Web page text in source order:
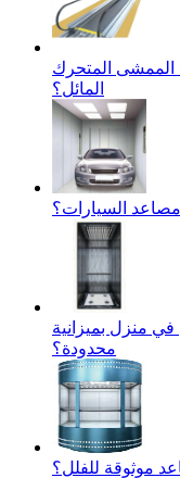
الممشى المتحرك
المائل؟
السيارات؟
منزل بميزانية
محدودة؟
موثوقة للفلل؟